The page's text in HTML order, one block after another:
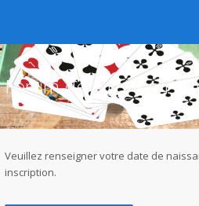
Forum de chibre.ch -
Veuillez renseigner votre date de
inscription.